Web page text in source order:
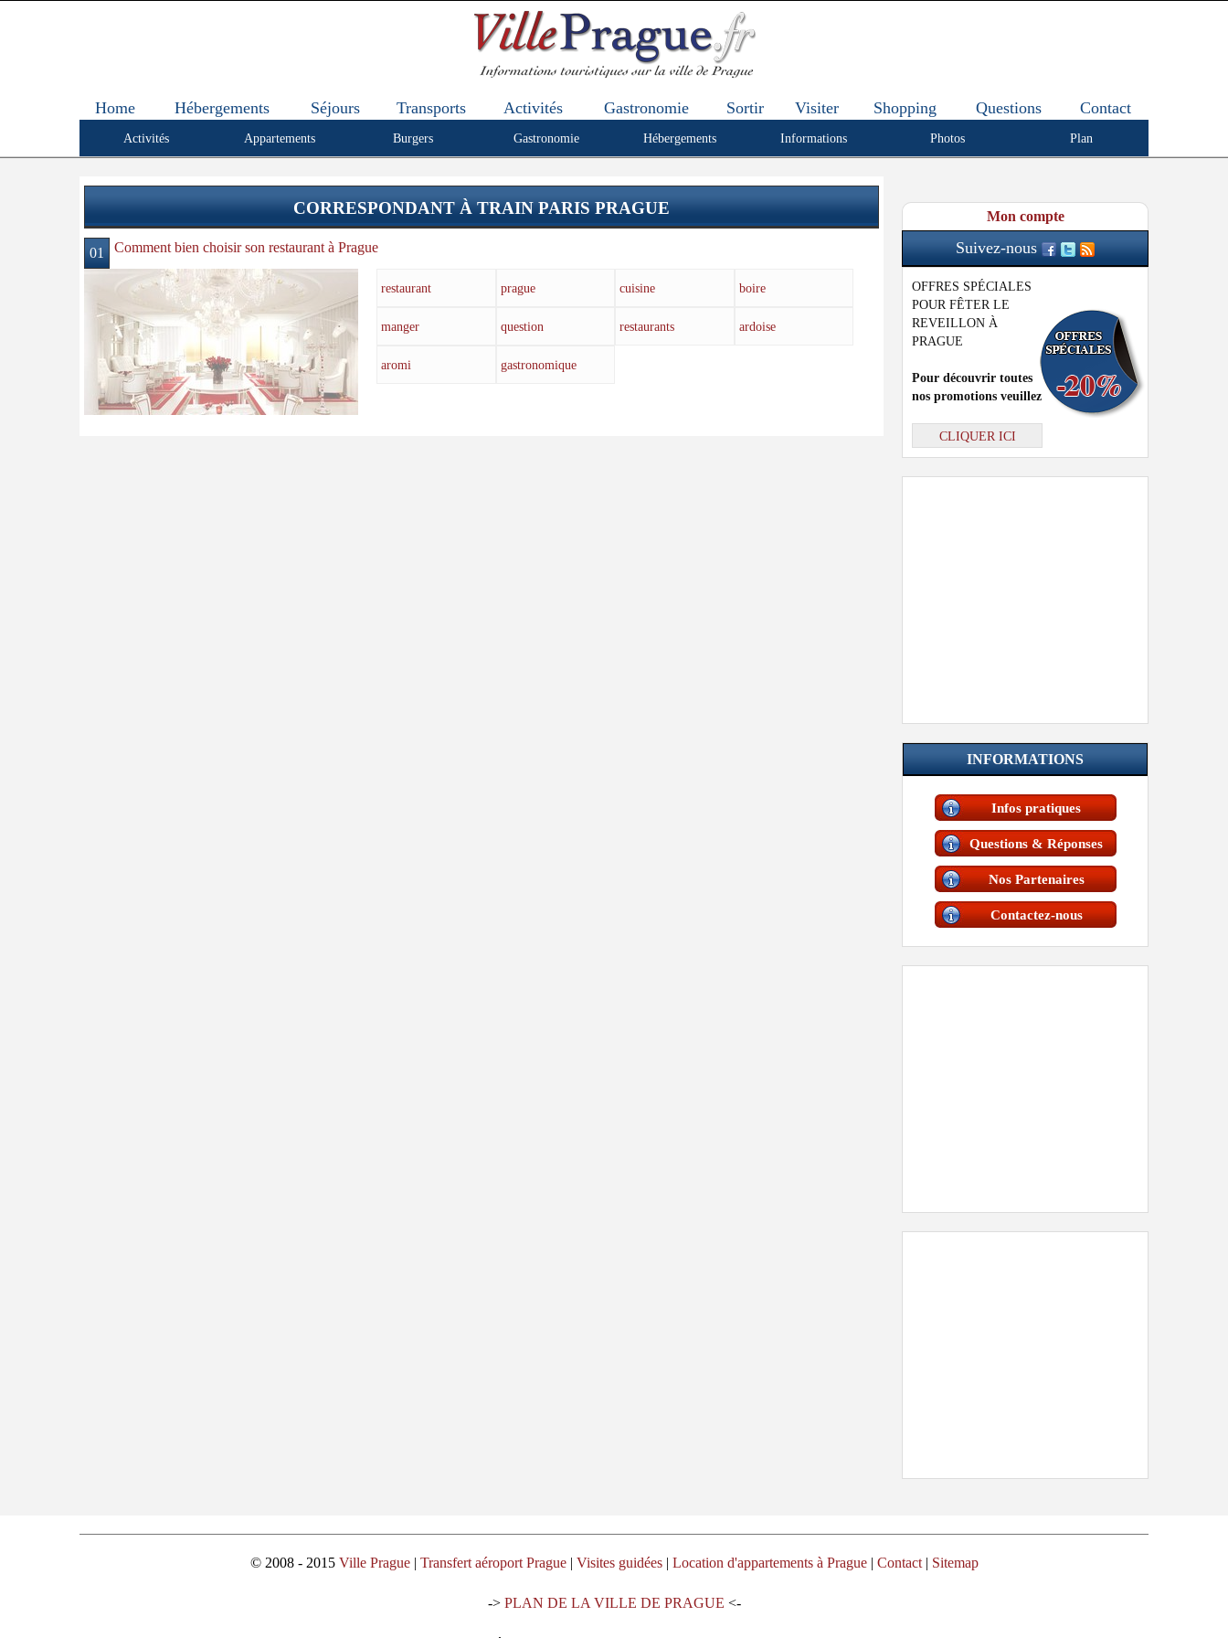
Home Hébergements Séjours Transports Activités Gastronomie Sortir Visiter Shopping Questions Contact
Activités Appartements Burgers Gastronomie Hébergements Informations Photos Plan
CORRESPONDANT À TRAIN PARIS PRAGUE
01 Comment bien choisir son restaurant à Prague
restaurant prague cuisine boire
manger question restaurants ardoise
aromi gastronomique
Mon compte
Suivez-nous
OFFRES SPÉCIALES
POUR FÊTER LE
REVEILLON À
PRAGUE
Pour découvrir toutes
nos promotions veuillez
CLIQUER ICI
INFORMATIONS
Infos pratiques
Questions & Réponses
Nos Partenaires
Contactez-nous
© 2008 - 2015 Ville Prague| Transfert aéroport Prague| Visites guidées| Location d'appartements à Prague| Contact| Sitemap
-> PLAN DE LA VILLE DE PRAGUE <-